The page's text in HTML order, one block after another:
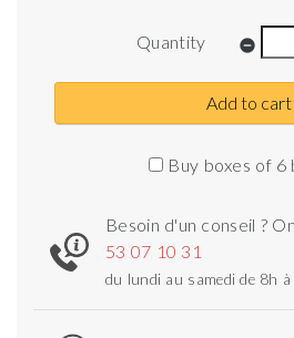
Quantity remove_circle
Add to cart
Buy boxes of 6
Besoin d'un conseil ?
53 07 10 31
du lundi au samedi de 8h